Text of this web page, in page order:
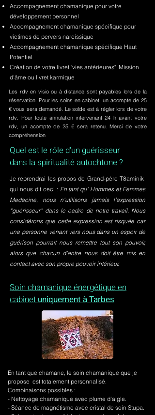
Accompagnement chamanique pour votre
développement personnel
Accompagnement chamanique spécifique pour
victimes de pervers narcissique
Accompagnement chamanique spécifique Haut
Potentiel
Création de votre livret "vies antérieures" Mission
d'âme ou livret karmique
Les rdv en visio ou à distance sont payables lors de la
réservation. Pour les soins en cabinet, un acompte de 25
€ vous sera demandé. Le solde est à régler lors de votre
rdv. Pour toute annulation intervenant 24 h avant votre
rdv, un acompte de 25 € sera retenu. Merci de votre
compréhension
Quel est le rôle d'un guérisseur
dans la spiritualité autochtone ?
Je reprendrai les propos de Grand-père T8aminik
qui nous dit ceci : En tant qu' Hommes et Femmes
Medecine, nous n'utilisons jamais l’expression
“guérisseur” dans le cadre de notre travail. Nous
considérons que cette expression est risquée car
une personne venant vers nous dans un espoir de
guérison pourrait nous remettre tout son pouvoir,
alors que chacun d’entre nous doit être mis en
contact avec son propre pouvoir intérieur.
Soin chamanique énergétique en
cabinet uniquement à Tarbes
En tant que chamane, le soin chamanique que je
propose est totalement personnalisé.
Combinaisons possibles :
- Nettoyage chamanique avec plume d'aigle.
- Séance de magnétisme avec cristal de soin Stupa.